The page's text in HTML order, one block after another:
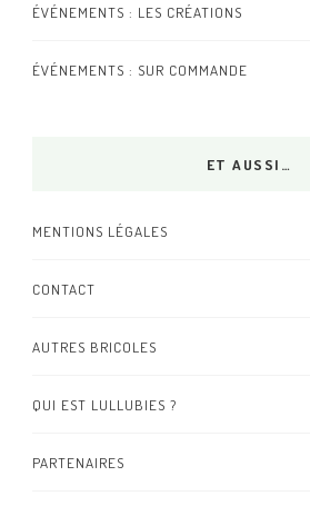
ÉVÉNEMENTS : LES CRÉATIONS
ÉVÉNEMENTS : SUR COMMANDE
ET AUSSI…
MENTIONS LÉGALES
CONTACT
AUTRES BRICOLES
QUI EST LULLUBIES ?
PARTENAIRES